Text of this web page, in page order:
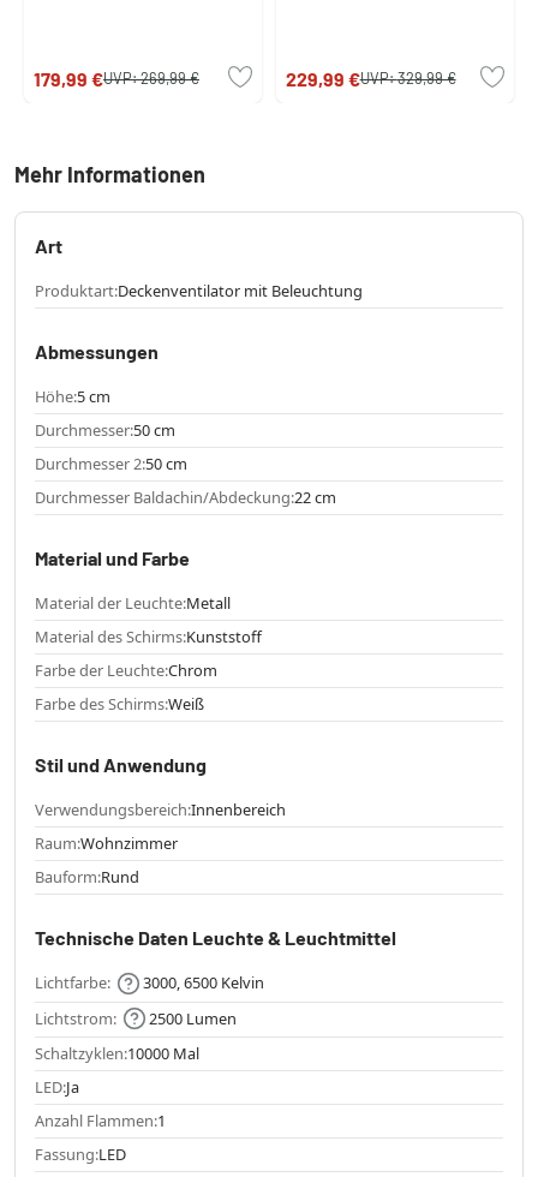
179,99 €UVP:269,99 € 229,99 €UVP:329,99 €
Mehr Informationen
Art
Produktart:Deckenventilator mit Beleuchtung
Abmessungen
Höhe:5 cm
Durchmesser:50 cm
Durchmesser 2:50 cm
Durchmesser Baldachin/Abdeckung:22 cm
Material und Farbe
Material der Leuchte:Metall
Material des Schirms:Kunststoff
Farbe der Leuchte:Chrom
Farbe des Schirms:Weiß
Stil und Anwendung
Verwendungsbereich:Innenbereich
Raum:Wohnzimmer
Bauform:Rund
Technische Daten Leuchte & Leuchtmittel
Lichtfarbe:
3000, 6500 Kelvin
Lichtstrom:
2500 Lumen
Schaltzyklen:10000 Mal
LED:Ja
Anzahl Flammen:1
Fassung:LED